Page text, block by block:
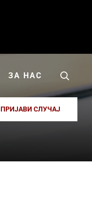
ЗА НАС
ПРИЈАВИ СЛУЧАЈ